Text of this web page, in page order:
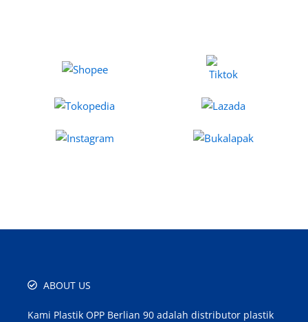
ABOUT US
Kami Plastik OPP Berlian 90 adalah distributor plastik